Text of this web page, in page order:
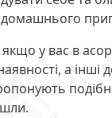
у вас в
а інші